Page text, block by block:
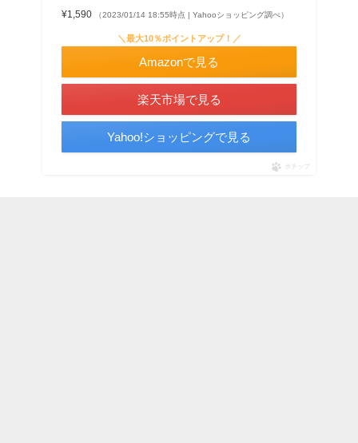
¥1,590 （2023/01/14 18:55時点 | Yahooショッピング調べ）
＼最大10％ポイントアップ！／
Amazonで見る
楽天市場で見る
Yahoo!ショッピングで見る
ポチップ